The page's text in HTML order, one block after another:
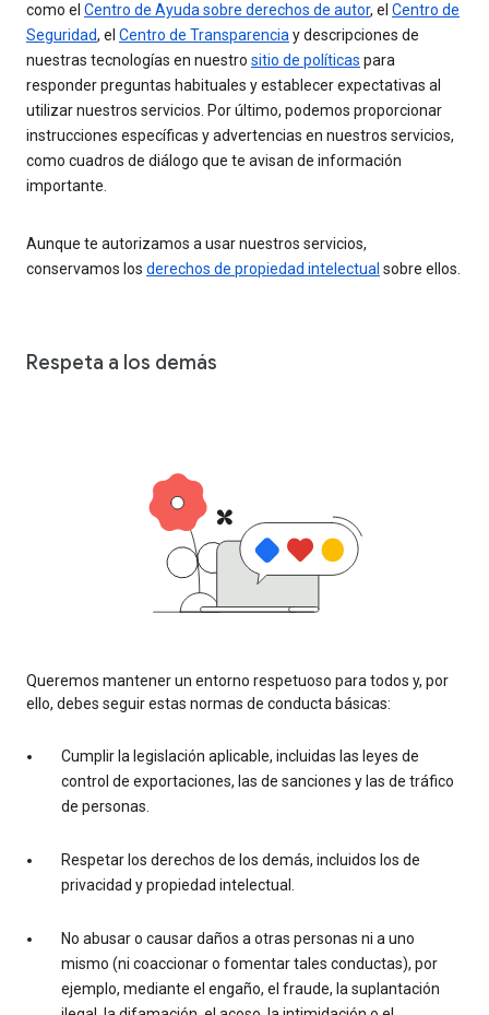
como el Centro de Ayuda sobre derechos de autor, el Centro de
Seguridad, el Centro de Transparencia y descripciones de
nuestras tecnologías en nuestro sitio de políticas para
responder preguntas habituales y establecer expectativas al
utilizar nuestros servicios. Por último, podemos proporcionar
instrucciones específicas y advertencias en nuestros servicios,
como cuadros de diálogo que te avisan de información
importante.
Aunque te autorizamos a usar nuestros servicios,
conservamos los derechos de propiedad intelectual sobre ellos.
Respeta a los demás
Queremos mantener un entorno respetuoso para todos y, por
ello, debes seguir estas normas de conducta básicas:
Cumplir la legislación aplicable, incluidas las leyes de
control de exportaciones, las de sanciones y las de tráfico
de personas.
Respetar los derechos de los demás, incluidos los de
privacidad y propiedad intelectual.
No abusar o causar daños a otras personas ni a uno
mismo (ni coaccionar o fomentar tales conductas), por
ejemplo, mediante el engaño, el fraude, la suplantación